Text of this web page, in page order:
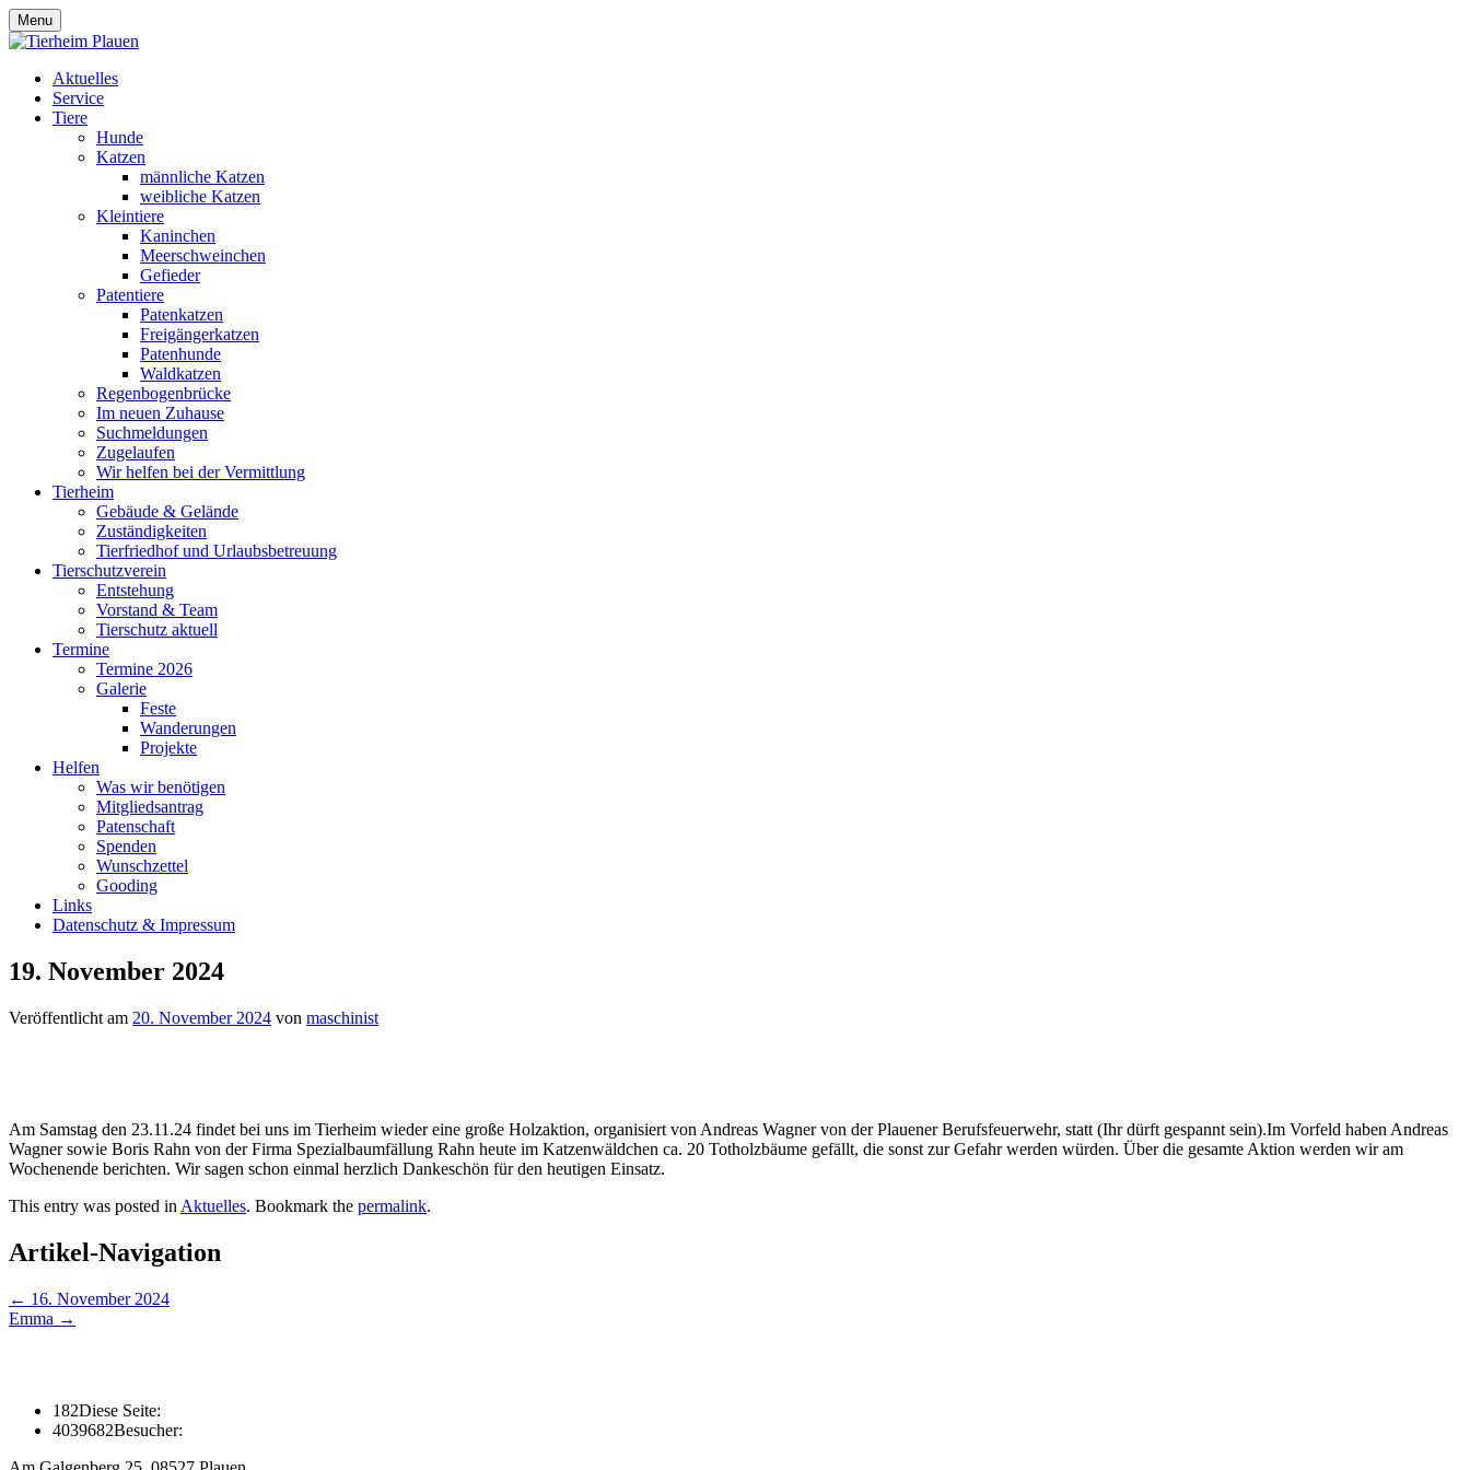
Menu
Aktuelles
Service
Tiere
Hunde
Katzen
männliche Katzen
weibliche Katzen
Kleintiere
Kaninchen
Meerschweinchen
Gefieder
Patentiere
Patenkatzen
Freigängerkatzen
Patenhunde
Waldkatzen
Regenbogenbrücke
Im neuen Zuhause
Suchmeldungen
Zugelaufen
Wir helfen bei der Vermittlung
Tierheim
Gebäude & Gelände
Zuständigkeiten
Tierfriedhof und Urlaubsbetreuung
Tierschutzverein
Entstehung
Vorstand & Team
Tierschutz aktuell
Termine
Termine 2026
Galerie
Feste
Wanderungen
Projekte
Helfen
Was wir benötigen
Mitgliedsantrag
Patenschaft
Spenden
Wunschzettel
Gooding
Links
Datenschutz & Impressum
19. November 2024
Veröffentlicht am 20. November 2024 von maschinist
Am Samstag den 23.11.24 findet bei uns im Tierheim wieder eine große Holzaktion, organisiert von Andreas Wagner von der Plauener Berufsfeuerwehr, statt (Ihr dürft gespannt sein).Im Vorfeld haben Andreas
Wagner sowie Boris Rahn von der Firma Spezialbaumfällung Rahn heute im Katzenwäldchen ca. 20 Totholzbäume gefällt, die sonst zur Gefahr werden würden. Über die gesamte Aktion werden wir am
Wochenende berichten. Wir sagen schon einmal herzlich Dankeschön für den heutigen Einsatz.
This entry was posted in Aktuelles. Bookmark the permalink.
Artikel-Navigation
← 16. November 2024
Emma →
182Diese Seite:
4039682Besucher: